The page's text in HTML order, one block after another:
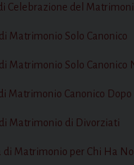
Celebrazione del
Matrimonio Solo Canonico
Matrimonio Solo Canonico
Matrimonio Canonico Dopo
Matrimonio di Divorziati
di Matrimonio per Chi Ha